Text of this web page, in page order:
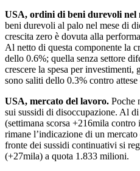
USA, ordini di beni durevoli nel
beni durevoli al palo nel mese di
crescita zero è dovuta alla
Al netto di questa componente la
dello 0.6%; quella senza settore
crescere la spesa per investimenti,
sono saliti dello 0.3% contro
USA, mercato del lavoro. Poche
sui sussidi di disoccupazione. Al
(settimana scorsa +216mila
rimane l’indicazione di un
fronte dei sussidi continuativi si
(+27mila) a quota 1.833 milioni.